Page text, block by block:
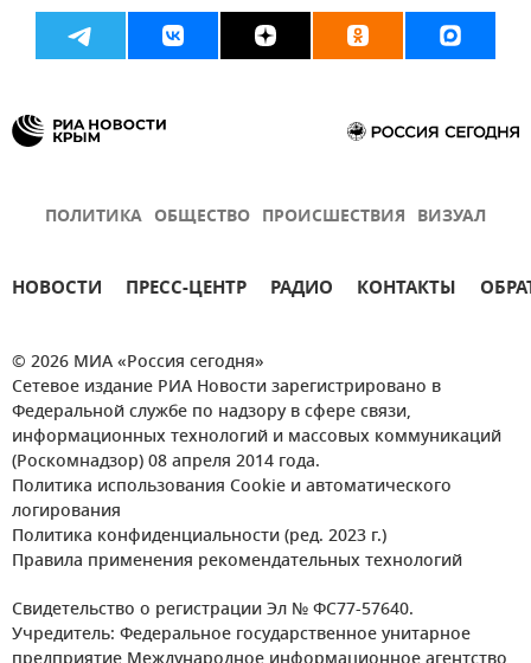
ПОЛИТИКА ОБЩЕСТВО ПРОИСШЕСТВИЯ ВИЗУАЛ
НОВОСТИ ПРЕСС-ЦЕНТР РАДИО КОНТАКТЫ
© 2026 МИА «Россия сегодня»
Сетевое издание РИА Новости зарегистрировано в
Федеральной службе по надзору в сфере связи,
информационных технологий и массовых коммуникаций
(Роскомнадзор) 08 апреля 2014 года.
Политика использования Cookie и автоматического
логирования
Политика конфиденциальности (ред. 2023 г.)
Правила применения рекомендательных технологий
Свидетельство о регистрации Эл № ФС77-57640.
Учредитель: Федеральное государственное унитарное